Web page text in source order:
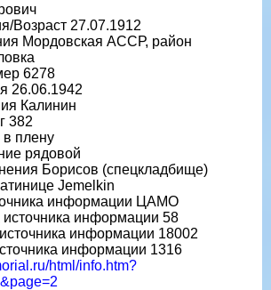
Возраст 27.07.1912
Мордовская АССР, район
6278
26.06.1942
Калинин
382
плену
рядовой
Борисов (спецкладбище)
Jemelkin
информации ЦАМО
информации 58
информации 18002
информации 1316
html/info.htm?